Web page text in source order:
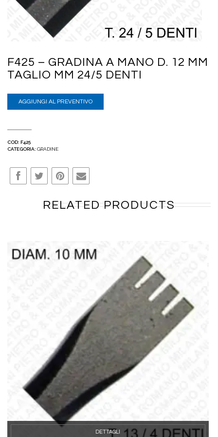
F425 – GRADINA A MANO D. 12 MM
TAGLIO MM 24/5 DENTI
AGGIUNGI AL PREVENTIVO
COD: F425
CATEGORIA: GRADINE
RELATED PRODUCTS
DETTAGLI